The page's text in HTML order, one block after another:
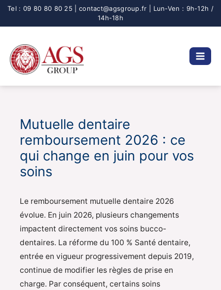
Aller
Mutuelle dentaire
remboursement 2026 : ce
qui change en juin pour vos
soins
Le remboursement mutuelle dentaire 2026
évolue. En juin 2026, plusieurs changements
impactent directement vos soins bucco-
dentaires. La réforme du 100 % Santé dentaire,
entrée en vigueur progressivement depuis 2019,
continue de modifier les règles de prise en
charge. Par conséquent, certains soins